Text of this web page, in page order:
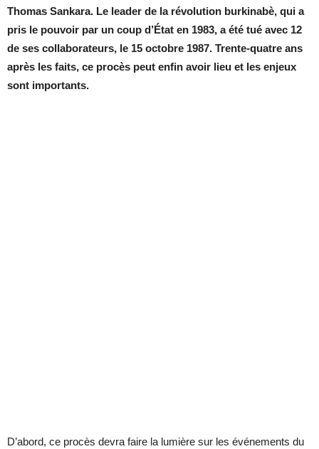
Thomas Sankara. Le leader de la révolution burkinabè, qui a
pris le pouvoir par un coup d’État en 1983, a été tué avec 12
de ses collaborateurs, le 15 octobre 1987. Trente-quatre ans
après les faits, ce procès peut enfin avoir lieu et les enjeux
sont importants.
D’abord, ce procès devra faire la lumière sur les événements du